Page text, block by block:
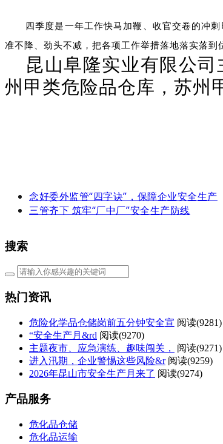
四季度是一年工作快马加鞭、收官交卷的冲
准不降、劲头不减，把各项工作举措落地落实落到
昆山阜隆实业有限公
州甲类危险品仓库，苏州
念好委外监管“四字诀”，保障企业安全生产
三管齐下 筑牢“厂中厂”安全生产防线
搜索
热门资讯
危险化学品仓储岗前五分钟安全宣 阅读(9281)
“安全生产月&rd 阅读(9270)
主题夜市、应急演练、趣味闯关，
阅读(9271)
进入汛期，企业警惕这些风险&r 阅读(9259)
2026年昆山市安全生产月来了 阅读(9274)
产品服务
危化品仓储
危化品运输